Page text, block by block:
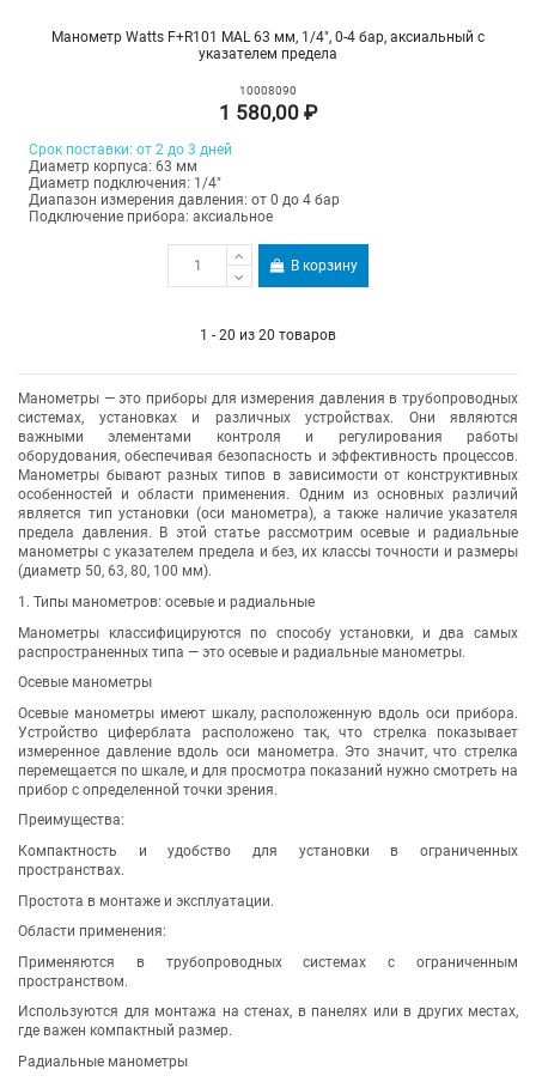
Манометр Watts F+R101 MAL 63 мм, 1/4", 0-4 бар, аксиальный с
указателем предела
10008090
1 580,00 ₽
Срок поставки: от 2 до 3 дней
Диаметр корпуса: 63 мм
Диаметр подключения: 1/4"
Диапазон измерения давления: от 0 до 4 бар
Подключение прибора: аксиальное
В корзину
1 - 20 из 20 товаров
Манометры — это приборы для измерения давления в трубопроводных
системах, установках и различных устройствах. Они являются
важными элементами контроля и регулирования работы
оборудования, обеспечивая безопасность и эффективность процессов.
Манометры бывают разных типов в зависимости от конструктивных
особенностей и области применения. Одним из основных различий
является тип установки (оси манометра), а также наличие указателя
предела давления. В этой статье рассмотрим осевые и радиальные
манометры с указателем предела и без, их классы точности и размеры
(диаметр 50, 63, 80, 100 мм).
1. Типы манометров: осевые и радиальные
Манометры классифицируются по способу установки, и два самых
распространенных типа — это осевые и радиальные манометры.
Осевые манометры
Осевые манометры имеют шкалу, расположенную вдоль оси прибора.
Устройство циферблата расположено так, что стрелка показывает
измеренное давление вдоль оси манометра. Это значит, что стрелка
перемещается по шкале, и для просмотра показаний нужно смотреть на
прибор с определенной точки зрения.
Преимущества:
Компактность и удобство для установки в ограниченных
пространствах.
Простота в монтаже и эксплуатации.
Области применения:
Применяются в трубопроводных системах с ограниченным
пространством.
Используются для монтажа на стенах, в панелях или в других местах,
где важен компактный размер.
Радиальные манометры